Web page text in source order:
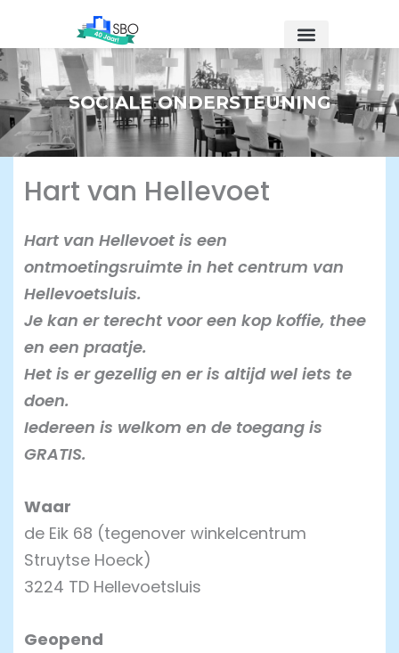
de
inhoud
SOCIALE ONDERSTEUNING
Hart van Hellevoet
Hart van Hellevoet is een
ontmoetingsruimte in het centrum van
Hellevoetsluis.
Je kan er terecht voor een kop koffie, thee
en een praatje.
Het is er gezellig en er is altijd wel iets te
doen.
Iedereen is welkom en de toegang is
GRATIS.
Waar
de Eik 68 (tegenover winkelcentrum
Struytse Hoeck)
3224 TD Hellevoetsluis
Geopend